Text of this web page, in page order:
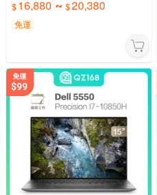
16,880 ~ 20,380
免運